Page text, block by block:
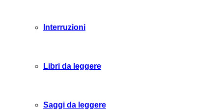
Interruzioni
Libri da leggere
Saggi da leggere